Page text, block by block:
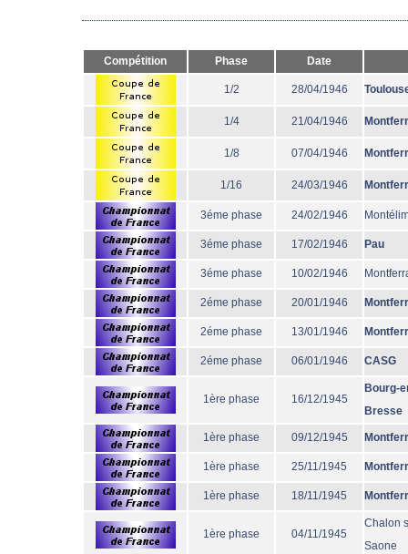
Compétition Phase Date
1/2 28/04/1946
1/4 21/04/1946
1/8 07/04/1946
1/16 24/03/1946
3éme phase 24/02/1946
3éme phase 17/02/1946 Pau
3éme phase 10/02/1946
2éme phase 20/01/1946
2éme phase 13/01/1946
2éme phase 06/01/1946 CASG
1ère phase 16/12/1945
Bourg-
Bresse
1ère phase 09/12/1945
1ère phase 25/11/1945
1ère phase 18/11/1945
1ère phase 04/11/1945
Chalon
Saone